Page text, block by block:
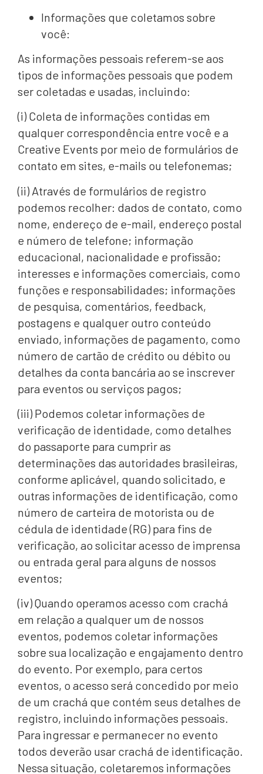
Informações que coletamos sobre
você:
As informações pessoais referem-se aos
tipos de informações pessoais que podem
ser coletadas e usadas, incluindo:
(i) Coleta de informações contidas em
qualquer correspondência entre você e a
Creative Events por meio de formulários de
contato em sites, e-mails ou telefonemas;
(ii) Através de formulários de registro
podemos recolher: dados de contato, como
nome, endereço de e-mail, endereço postal
e número de telefone; informação
educacional, nacionalidade e profissão;
interesses e informações comerciais, como
funções e responsabilidades; informações
de pesquisa, comentários, feedback,
postagens e qualquer outro conteúdo
enviado, informações de pagamento, como
número de cartão de crédito ou débito ou
detalhes da conta bancária ao se inscrever
para eventos ou serviços pagos;
(iii) Podemos coletar informações de
verificação de identidade, como detalhes
do passaporte para cumprir as
determinações das autoridades brasileiras,
conforme aplicável, quando solicitado, e
outras informações de identificação, como
número de carteira de motorista ou de
cédula de identidade (RG) para fins de
verificação, ao solicitar acesso de imprensa
ou entrada geral para alguns de nossos
eventos;
(iv) Quando operamos acesso com crachá
em relação a qualquer um de nossos
eventos, podemos coletar informações
sobre sua localização e engajamento dentro
do evento. Por exemplo, para certos
eventos, o acesso será concedido por meio
de um crachá que contém seus detalhes de
registro, incluindo informações pessoais.
Para ingressar e permanecer no evento
todos deverão usar crachá de identificação.
Nessa situação, coletaremos informações